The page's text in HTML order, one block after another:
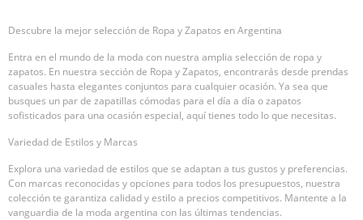
Descubre la mejor selección de Ropa y Zapatos en Argentina
Entra en el mundo de la moda con nuestra amplia selección de ropa y
zapatos. En nuestra sección de Ropa y Zapatos, encontrarás desde prendas
casuales hasta elegantes conjuntos para cualquier ocasión. Ya sea que
busques un par de zapatillas cómodas para el día a día o zapatos
sofisticados para una ocasión especial, aquí tienes todo lo que necesitas.
Variedad de Estilos y Marcas
Explora una variedad de estilos que se adaptan a tus gustos y preferencias.
Con marcas reconocidas y opciones para todos los presupuestos, nuestra
colección te garantiza calidad y estilo a precios competitivos. Mantente a la
vanguardia de la moda argentina con las últimas tendencias.